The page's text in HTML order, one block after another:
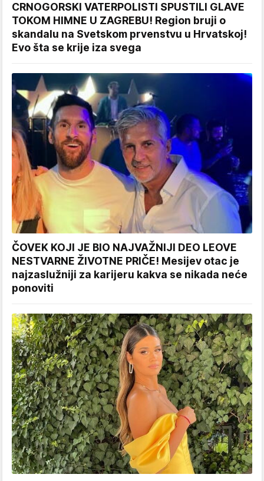
CRNOGORSKI VATERPOLISTI SPUSTILI GLAVE
TOKOM HIMNE U ZAGREBU! Region bruji o
skandalu na Svetskom prvenstvu u Hrvatskoj!
Evo šta se krije iza svega
ČOVEK KOJI JE BIO NAJVAŽNIJI DEO LEOVE
NESTVARNE ŽIVOTNE PRIČE! Mesijev otac je
najzaslužniji za karijeru kakva se nikada neće
ponoviti